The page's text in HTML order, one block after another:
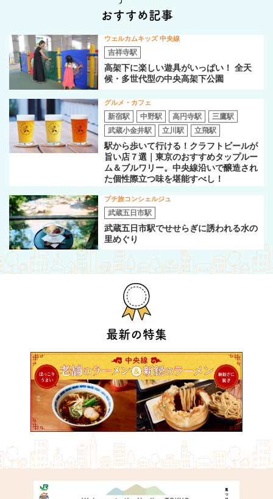
おすすめ記事
ウェルカムキッズ 中央線
吉祥寺駅
高架下に楽しい遊具がいっぱい！ 全天
候・多世代型の中央高架下公園
グルメ・カフェ
新宿駅 中野駅 高円寺駅
三鷹駅
武蔵小金井駅
立川駅 立飛駅
駅から歩いて行ける！クラフトビールが
旨い店７選｜東京のおすすめタップルー
ム＆ブルワリー。中央線沿いで醸造され
た個性際立つ味を堪能すべし！
プチ旅コンシェルジュ
武蔵五日市駅
武蔵五日市駅でせせらぎに誘われる水の
里めぐり
最新の特集